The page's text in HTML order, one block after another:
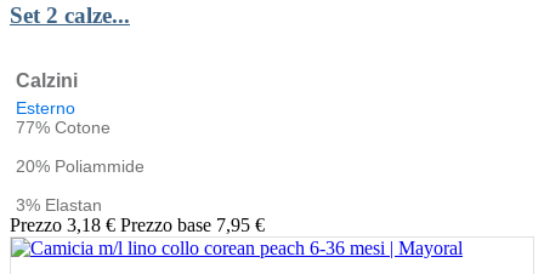
Set 2 calze...
Calzini
Esterno
77% Cotone
20% Poliammide
3% Elastan
Prezzo 3,18 € Prezzo base 7,95 €